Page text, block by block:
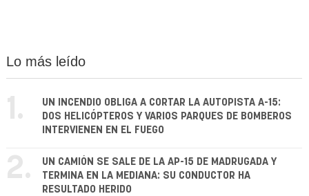
Lo más leído
1.
UN INCENDIO OBLIGA A CORTAR LA AUTOPISTA A-15:
DOS HELICÓPTEROS Y VARIOS PARQUES DE BOMBEROS
INTERVIENEN EN EL FUEGO
2.
UN CAMIÓN SE SALE DE LA AP-15 DE MADRUGADA Y
TERMINA EN LA MEDIANA: SU CONDUCTOR HA
RESULTADO HERIDO